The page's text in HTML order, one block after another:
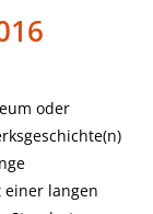
oder
langen